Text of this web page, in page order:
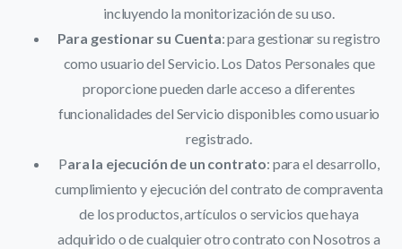
incluyendo la monitorización de su uso.
Para gestionar su Cuenta: para gestionar su registro
como usuario del Servicio. Los Datos Personales que
proporcione pueden darle acceso a diferentes
funcionalidades del Servicio disponibles como usuario
registrado.
Para la ejecución de un contrato: para el desarrollo,
cumplimiento y ejecución del contrato de compraventa
de los productos, artículos o servicios que haya
adquirido o de cualquier otro contrato con Nosotros a